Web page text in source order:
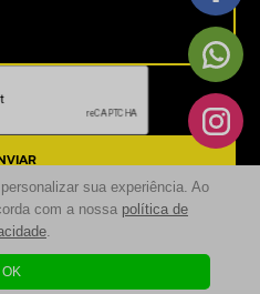
São José dos Pinhais | Todos os
sua experiência. Ao
com a nossa política de
.
OK